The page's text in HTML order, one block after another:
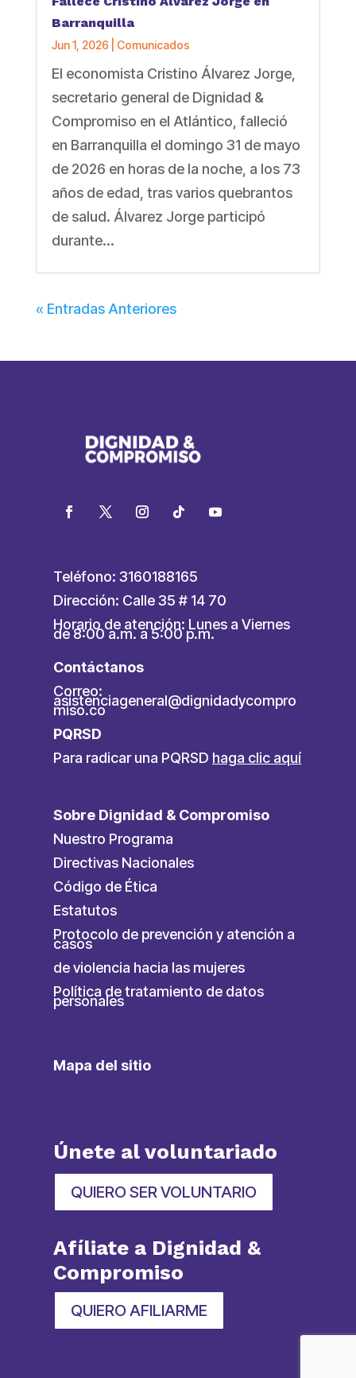
Barranquilla
Jun 1, 2026 Comunicados
El economista Cristino Álvarez Jorge,
secretario general de Dignidad &
Compromiso en el Atlántico, falleció
en Barranquilla el domingo 31 de mayo
de 2026 en horas de la noche, a los 73
años de edad, tras varios quebrantos
de salud. Álvarez Jorge participó
durante...
« Entradas Anteriores
Teléfono: 3160188165
Dirección: Calle 35 # 14 70
Horario de atención: Lunes a Viernes
de 8:00 a.m. a 5:00 p.m.
Contáctanos
Correo:
asistenciageneral@dignidadycompro
miso.co
PQRSD
Para radicar una PQRSD haga clic aquí
Sobre Dignidad & Compromiso
Nuestro Programa
Directivas Nacionales
Código de Ética
Estatutos
Protocolo de prevención y atención a
casos
de violencia hacia las mujeres
Política de tratamiento de datos
personales
Mapa del sitio
Únete al voluntariado
QUIERO SER VOLUNTARIO
Afíliate a Dignidad &
Compromiso
QUIERO AFILIARME